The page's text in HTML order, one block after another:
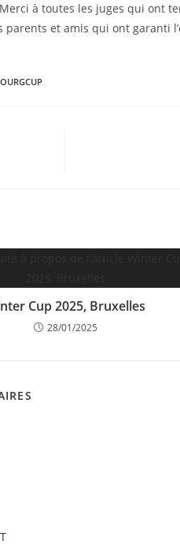
à toutes les juges qui ont
parents et amis qui ont garanti
Cup 2025, Bruxelles
28/01/2025